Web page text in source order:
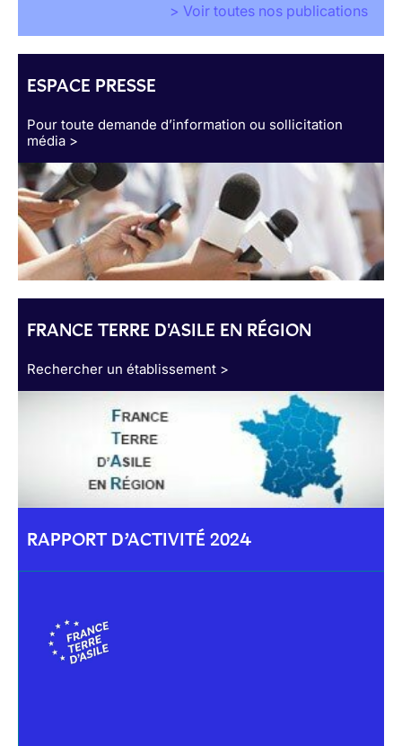
> Voir toutes nos publications
ESPACE PRESSE
Pour toute demande d’information ou sollicitation
média >
FRANCE TERRE D'ASILE EN RÉGION
Rechercher un établissement >
RAPPORT D’ACTIVITÉ 2024